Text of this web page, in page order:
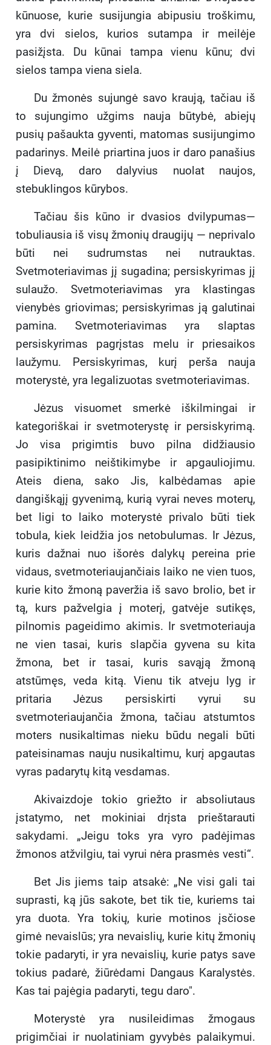
kūnuose, kurie susijungia abipusiu troškimu,
yra dvi sielos, kurios sutampa ir meilėje
pasižįsta. Du kūnai tampa vienu kūnu; dvi
sielos tampa viena siela.
Du žmonės sujungė savo kraują, tačiau iš
to sujungimo užgims nauja būtybė, abiejų
pusių pašaukta gyventi, matomas susijungimo
padarinys. Meilė priartina juos ir daro panašius
į Dievą, daro dalyvius nuolat naujos,
stebuklingos kūrybos.
Tačiau šis kūno ir dvasios dvilypumas—
tobuliausia iš visų žmonių draugijų — neprivalo
būti nei sudrumstas nei nutrauktas.
Svetmoteriavimas jį sugadina; persiskyrimas jį
sulaužo. Svetmoteriavimas yra klastingas
vienybės griovimas; persiskyrimas ją galutinai
pamina. Svetmoteriavimas yra slaptas
persiskyrimas pagrįstas melu ir priesaikos
laužymu. Persiskyrimas, kurį perša nauja
moterystė, yra legalizuotas svetmoteriavimas.
Jėzus visuomet smerkė iškilmingai ir
kategoriškai ir svetmoterystę ir persiskyrimą.
Jo visa prigimtis buvo pilna didžiausio
pasipiktinimo neištikimybe ir apgauliojimu.
Ateis diena, sako Jis, kalbėdamas apie
dangiškąjį gyvenimą, kurią vyrai neves moterų,
bet ligi to laiko moterystė privalo būti tiek
tobula, kiek leidžia jos netobulumas. Ir Jėzus,
kuris dažnai nuo išorės dalykų pereina prie
vidaus, svetmoteriaujančiais laiko ne vien tuos,
kurie kito žmoną paveržia iš savo brolio, bet ir
tą, kurs pažvelgia į moterį, gatvėje sutikęs,
pilnomis pageidimo akimis. Ir svetmoteriauja
ne vien tasai, kuris slapčia gyvena su kita
žmona, bet ir tasai, kuris savąją žmoną
atstūmęs, veda kitą. Vienu tik atveju lyg ir
pritaria Jėzus persiskirti vyrui su
svetmoteriaujančia žmona, tačiau atstumtos
moters nusikaltimas nieku būdu negali būti
pateisinamas nauju nusikaltimu, kurį apgautas
vyras padarytų kitą vesdamas.
Akivaizdoje tokio griežto ir absoliutaus
įstatymo, net mokiniai drįsta prieštarauti
sakydami. „Jeigu toks yra vyro padėjimas
žmonos atžvilgiu, tai vyrui nėra prasmės vesti“.
Bet Jis jiems taip atsakė: „Ne visi gali tai
suprasti, ką jūs sakote, bet tik tie, kuriems tai
yra duota. Yra tokių, kurie motinos įsčiose
gimė nevaislūs; yra nevaislių, kurie kitų žmonių
tokie padaryti, ir yra nevaislių, kurie patys save
tokius padarė, žiūrėdami Dangaus Karalystės.
Kas tai pajėgia padaryti, tegu daro".
Moterystė yra nusileidimas žmogaus
prigimčiai ir nuolatiniam gyvybės palaikymui.